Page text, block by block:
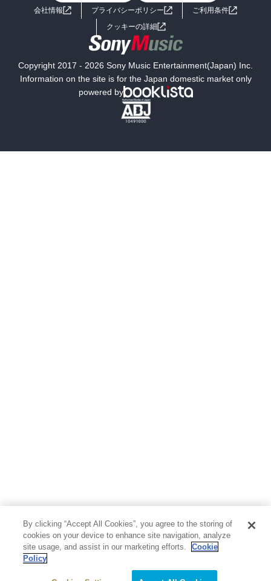
小説
海外小説
ミステリー SF
文学
会社情報 プライバシーポリシー
ご利用条件
クッキーの詳細
Copyright 2017 - 2026 Sony Music Entertainment(Japan) Inc.
Information on the site is for the Japan domestic market only
powered by
By clicking “Accept All Cookies”, you agree to the storing of
cookies on your device to enhance site navigation, analyze
site usage, and assist in our marketing efforts.
Cookie
Policy